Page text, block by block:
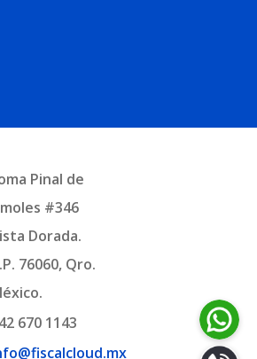
Pinal de
#346
Dorada.
76060, Qro.
670 1143